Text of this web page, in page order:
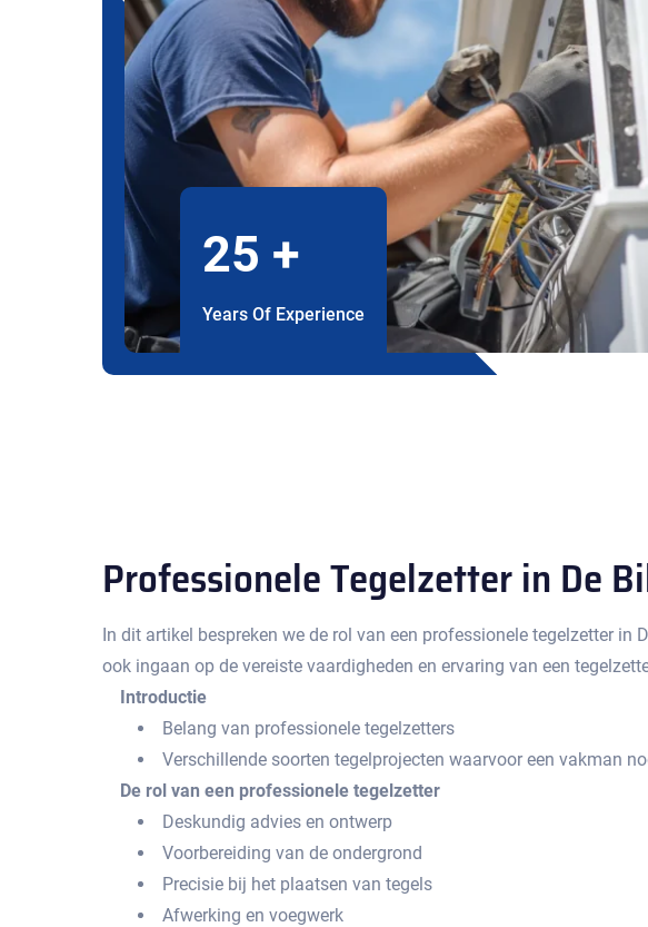
25 +
Years Of Experience
Professionele Tegelzetter in De
In dit artikel bespreken we de rol van een professionele tegelzetter
ook ingaan op de vereiste vaardigheden en ervaring van een
Introductie
Belang van professionele tegelzetters
Verschillende soorten tegelprojecten waarvoor een vakman
De rol van een professionele tegelzetter
Deskundig advies en ontwerp
Voorbereiding van de ondergrond
Precisie bij het plaatsen van tegels
Afwerking en voegwerk